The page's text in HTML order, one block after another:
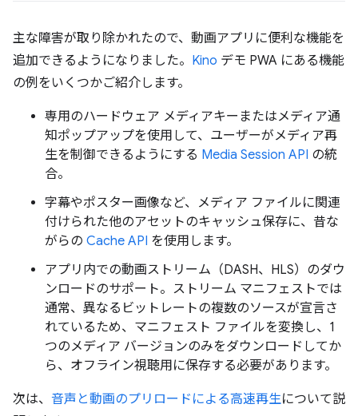
主な障害が取り除かれたので、動画アプリに便利な機能を
追加できるようになりました。 Kino デモ PWA にある機能
の例をいくつかご紹介します。
専用のハードウェア メディアキーまたはメディア通
知ポップアップを使用して、ユーザーがメディア再
生を制御できるようにする Media Session API の統
合。
字幕やポスター画像など、メディア ファイルに関連
付けられた他のアセットのキャッシュ保存に、昔な
がらの Cache API を使用します。
アプリ内での動画ストリーム（DASH、HLS）のダウ
ンロードのサポート。ストリーム マニフェストでは
通常、異なるビットレートの複数のソースが宣言さ
れているため、マニフェスト ファイルを変換し、1
つのメディア バージョンのみをダウンロードしてか
ら、オフライン視聴用に保存する必要があります。
次は、 音声と動画のプリロードによる高速再生について説